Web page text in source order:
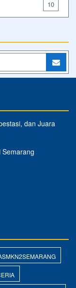
10
dan Juara